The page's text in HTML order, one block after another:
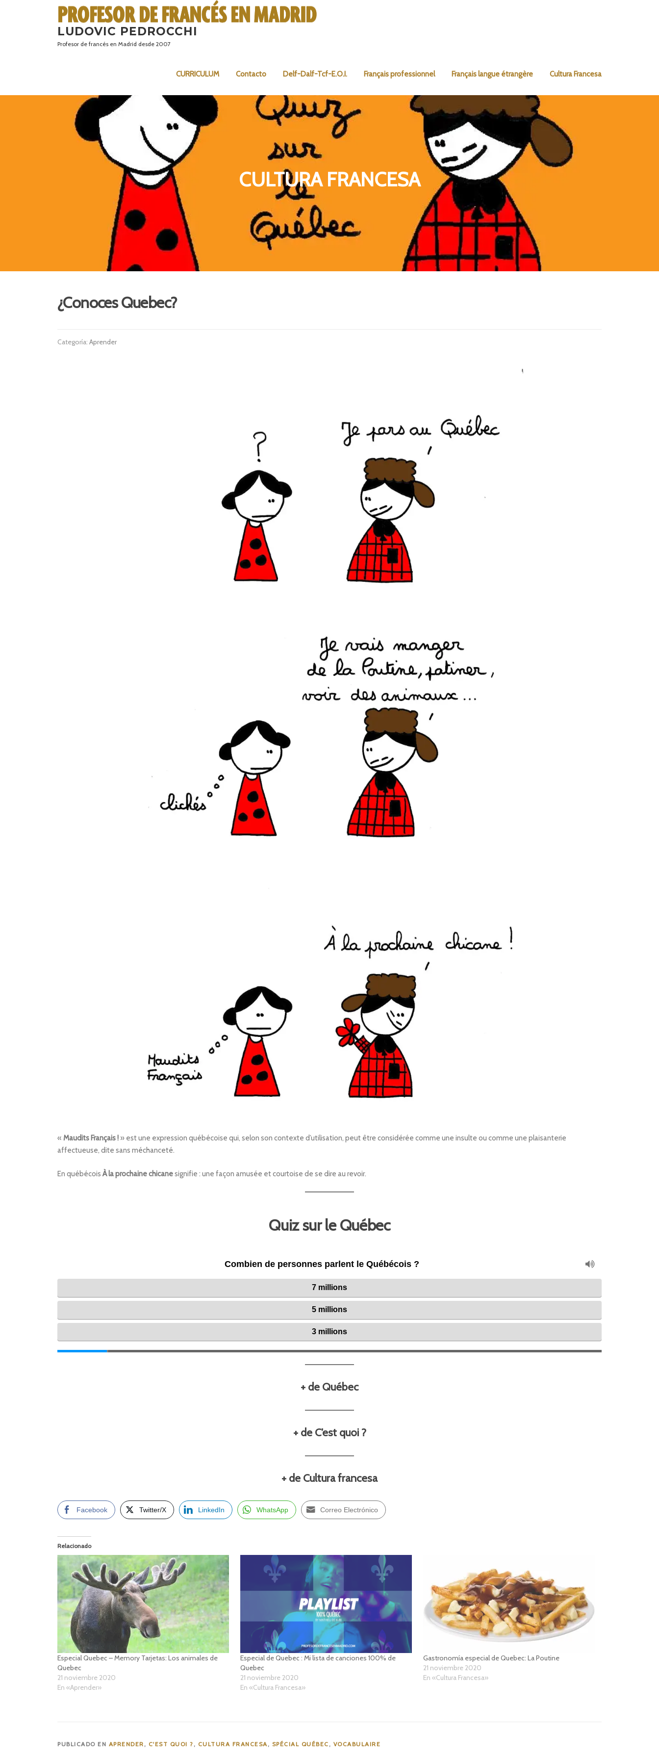
LUDOVIC PEDROCCHI
Profesor de francés en Madrid desde 2007
CURRICULUM Contacto Delf-Dalf-Tcf-E.O.I. Français professionnel Français langue étrangère Cultura Francesa
CULTURA FRANCESA
¿Conoces Quebec?
Categoría: Aprender
« Maudits Français! » est une expression québécoise qui, selon son contexte d’utilisation, peut être considérée comme une insulte ou comme une plaisanterie
affectueuse, dite sans méchanceté.
En québécoisÀ la prochaine chicanesignifie : une façon amusée et courtoise de se dire au revoir.
Quiz sur le Québec
+ de Québec
+ de C’est quoi ?
+ de Cultura francesa
Facebook Twitter/X LinkedIn WhatsApp Correo Electrónico
Relacionado
Especial Quebec – Memory Tarjetas: Los animales de
Quebec
21 noviembre 2020
En «Aprender»
Especial de Quebec : Mi lista de canciones 100% de
Quebec
21 noviembre 2020
En «Cultura Francesa»
Gastronomía especial de Quebec: La Poutine
21 noviembre 2020
En «Cultura Francesa»
PUBLICADO EN APRENDER , C'EST QUOI ? , CULTURA FRANCESA , SPÉCIAL QUÉBEC , VOCABULAIRE